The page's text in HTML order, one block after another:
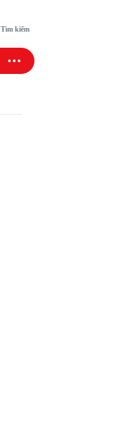
Tìm kiếm
SAO SPORT